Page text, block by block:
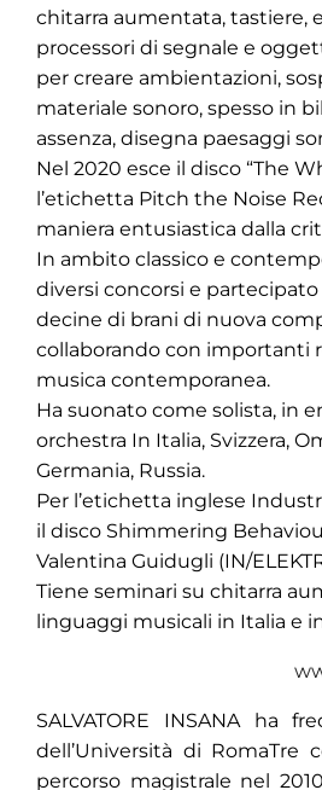
chitarra aumentata, tastiere,
processori di segnale e
per creare ambientazioni,
materiale sonoro, spesso in
assenza, disegna paesaggi
Nel 2020 esce il disco “The
l’etichetta Pitch the Noise
maniera entusiastica dalla
In ambito classico e
diversi concorsi e
decine di brani di nuova
collaborando con importanti
musica contemporanea.
Ha suonato come solista, in
orchestra In Italia, Svizzera,
Germania, Russia.
Per l’etichetta inglese
il disco Shimmering
Valentina Guidugli (IN/
Tiene seminari su chitarra
linguaggi musicali in Italia e
SALVATORE INSANAha
dell’Università di RomaTre
percorso magistrale nel